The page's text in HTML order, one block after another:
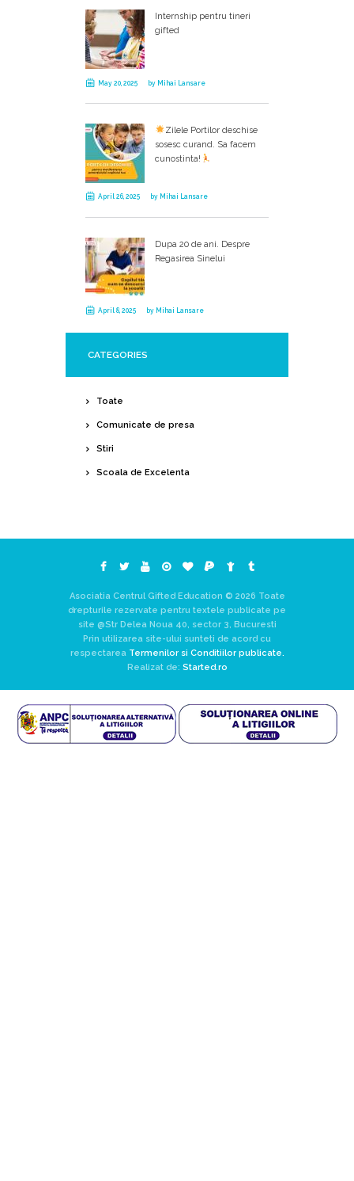
Internship pentru tineri
gifted
May 20, 2025 by Mihai Lansare
Zilele Portilor deschise
sosesc curand. Sa facem
cunostinta!
April 26, 2025 by Mihai Lansare
Dupa 20 de ani. Despre
Regasirea Sinelui
April 8, 2025 by Mihai Lansare
CATEGORIES
Toate
Comunicate de presa
Stiri
Scoala de Excelenta
Asociatia Centrul Gifted Education © 2026 Toate
drepturile rezervate pentru textele publicate pe
site @Str Delea Noua 40, sector 3, Bucuresti
Prin utilizarea site-ului sunteti de acord cu
respectarea Termenilor si Conditiilor publicate.
Realizat de: Started.ro